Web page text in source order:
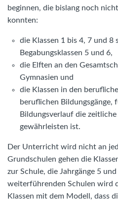
beginnen, die bislang noch
konnten:
die Klassen 1 bis 4, 7 und 8
Begabungsklassen 5 und 6,
die Elften an den
Gymnasien und
die Klassen in den
beruflichen Bildungsgänge,
Bildungsverlauf die
gewährleisten ist.
Der Unterricht wird nicht an
Grundschulen gehen die
zur Schule, die Jahrgänge 5
weiterführenden Schulen wird
Klassen mit dem Modell, dass